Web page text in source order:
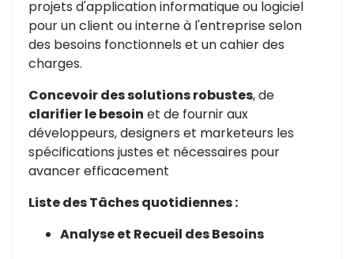
projets d'application informatique ou logiciel
pour un client ou interne à l'entreprise selon
des besoins fonctionnels et un cahier des
charges.
Concevoir des solutions robustes, de
clarifier le besoin et de fournir aux
développeurs, designers et marketeurs les
spécifications justes et nécessaires pour
avancer efficacement
Liste des Tâches quotidiennes :
Analyse et Recueil des Besoins